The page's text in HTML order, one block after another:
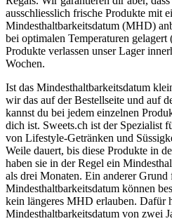
ausschliesslich frische Produkte mit
Mindesthaltbarkeitsdatum (MHD)
bei optimalen Temperaturen
Produkte verlassen unser Lager
Wochen.
Ist das Mindesthaltbarkeitsdatum
wir das auf der Bestellseite und auf
kannst du bei jedem einzelnen
dich ist. Sweets.ch ist der Spezialist
von Lifestyle-Getränken und
Weile dauert, bis diese Produkte in
haben sie in der Regel ein
als drei Monaten. Ein anderer Grund
Mindesthaltbarkeitsdatum können
kein längeres MHD erlauben. Dafür
Mindesthaltbarkeitsdatum von zwei